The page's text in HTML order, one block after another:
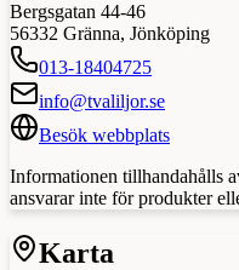
Bergsgatan 44-46
56332 Gränna, Jönköping
013-18404725
info@tvaliljor.se
Besök webbplats
Informationen tillhandahålls
ansvarar inte för produkter
Karta